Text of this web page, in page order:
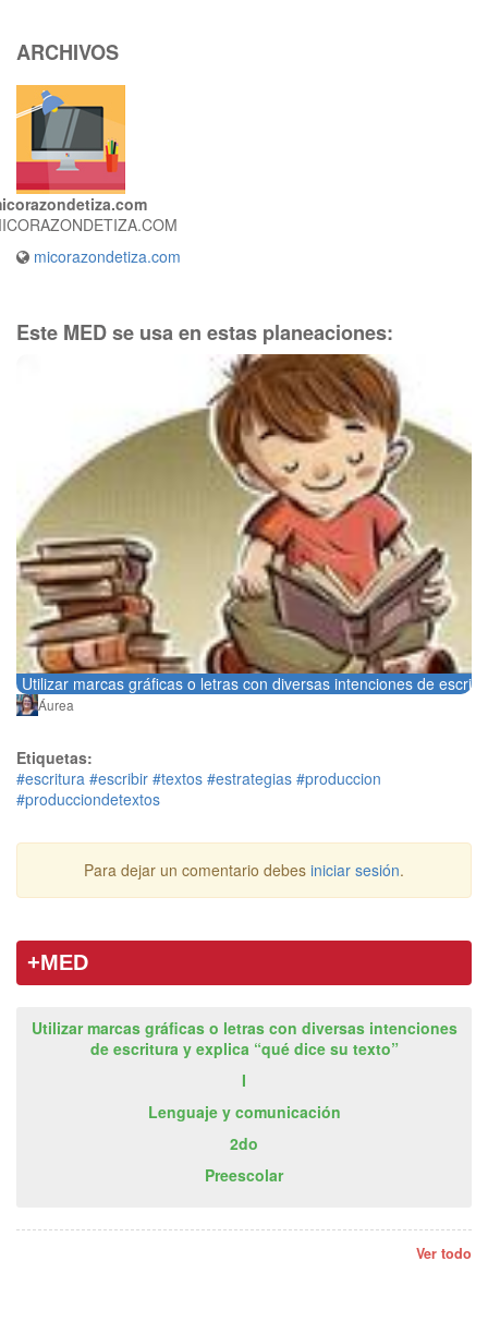
ARCHIVOS
micorazondetiza.com
Este MED se usa en estas planeaciones:
Utilizar marcas gráficas o letras con diversas intenciones de
Áurea
Etiquetas:
#escritura #escribir #textos #estrategias #produccion
#producciondetextos
Para dejar un comentario debes iniciar sesión.
+MED
Utilizar marcas gráficas o letras con diversas intenciones
de escritura y explica “qué dice su texto”
I
Lenguaje y comunicación
2do
Preescolar
Ver todo